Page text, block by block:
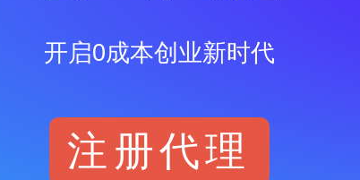
开启0成本创业新时代
注册代理